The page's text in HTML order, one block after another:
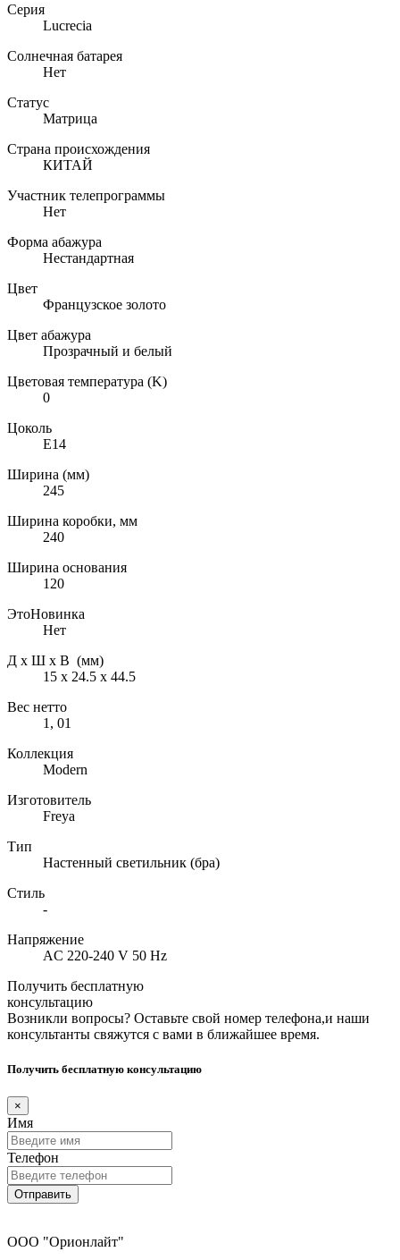
Серия
Lucrecia
Солнечная батарея
Нет
Статус
Матрица
Страна происхождения
КИТАЙ
Участник телепрограммы
Нет
Форма абажура
Нестандартная
Цвет
Французское золото
Цвет абажура
Прозрачный и белый
Цветовая температура (K)
0
Цоколь
E14
Ширина (мм)
245
Ширина коробки, мм
240
Ширина основания
120
ЭтоНовинка
Нет
Д х Ш х В (мм)
15 х 24.5 х 44.5
Вес нетто
1, 01
Коллекция
Modern
Изготовитель
Freya
Тип
Настенный светильник (бра)
Стиль
-
Напряжение
AC 220-240 V 50 Hz
Получить бесплатную
консультацию
Возникли вопросы? Оставьте свой номер телефона,и наши
консультанты свяжутся с вами в ближайшее время.
Получить бесплатную консультацию
×
Имя
Телефон
Отправить
ООО "Орионлайт"